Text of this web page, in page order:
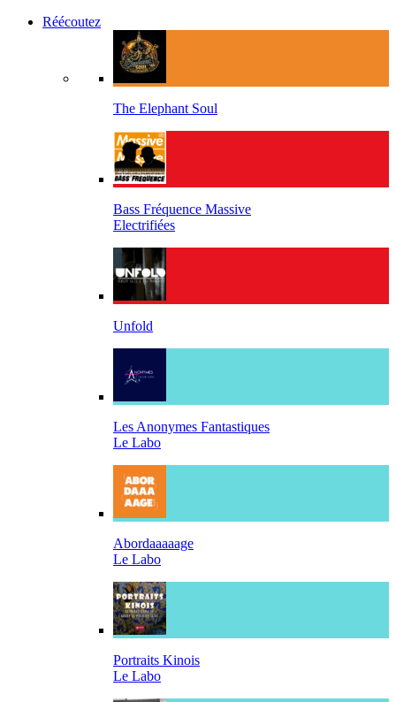
Réécoutez
The Elephant Soul
Bass Fréquence Massive
Electrifiées
Unfold
Les Anonymes Fantastiques
Le Labo
Abordaaaaage
Le Labo
Portraits Kinois
Le Labo